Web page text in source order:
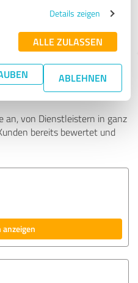
Details zeigen
ALLE ZULASSEN
ABLEHNEN
finden - mit
an, von Dienstleistern in ganz
bereits bewertet und